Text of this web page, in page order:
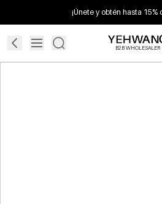
¡Únete y obtén hasta 15%
B2B WHOLESALER